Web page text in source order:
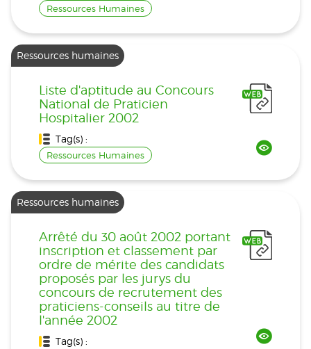
Ressources Humaines
Ressources humaines
Liste d'aptitude au Concours
National de Praticien
Hospitalier 2002
Tag(s) :
Ressources Humaines
Ressources humaines
Arrêté du 30 août 2002 portant
inscription et classement par
ordre de mérite des candidats
proposés par les jurys du
concours de recrutement des
praticiens-conseils au titre de
l'année 2002
Tag(s) :